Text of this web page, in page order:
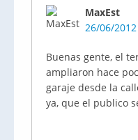
MaxEst
26/06/
Buenas gente, el
ampliaron hace
garaje desde la
ya, que el publico